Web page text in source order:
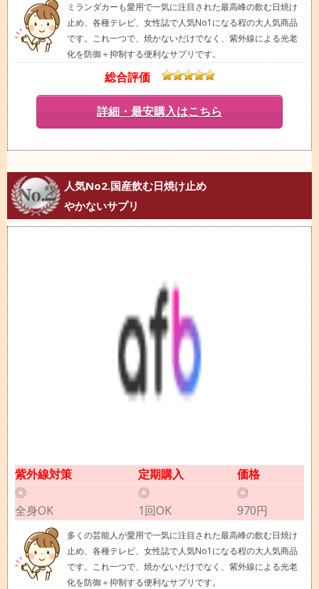
ミランダカーも愛用で一気に注目された最高峰の飲む日焼け
止め、各種テレビ、女性誌で人気No1になる程の大人気商品
です。これ一つで、焼かないだけでなく、紫外線による光老
化を防御＋抑制する便利なサプリです。
総合評価
詳細・最安購入はこちら
人気No2.国産飲む日焼け止め
やかないサプリ
紫外線対策 定期購入
価格
◎
全身OK
◎
1回OK
◎
970円
多くの芸能人が愛用で一気に注目された最高峰の飲む日焼け
止め、各種テレビ、女性誌で人気No1になる程の大人気商品
です。これ一つで、焼かないだけでなく、紫外線による光老
化を防御＋抑制する便利なサプリです。